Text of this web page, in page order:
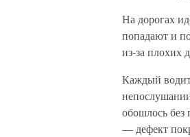
На дорогах
попадают и
из-за плохих
Каждый
обошлось без
— дефект